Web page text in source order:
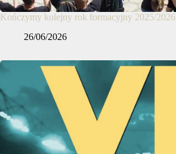
Kończymy kolejny rok formacyjny 2025/2026
26/06/2026